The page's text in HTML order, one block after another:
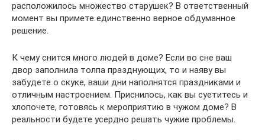
расположилось множество старушек? В ответственный
момент вы примете единственно верное обдуманное
решение.
К чему снится много людей в доме? Если во сне ваш
двор заполнила толпа празднующих, то и наяву вы
забудете о скуке, ваши дни наполнятся праздниками и
отличным настроением. Приснилось, как вы суетитесь и
хлопочете, готовясь к мероприятию в чужом доме? В
реальности будете усердно решать чужие проблемы.